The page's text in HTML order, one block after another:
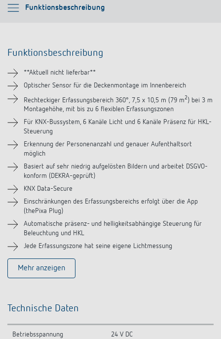
Funktionsbeschreibung
Bitte auswählen
Technische Informationen
Downloads
Videos
Zubehör
Ähnliche Produkte
Funktionsbeschreibung
**Aktuell nicht lieferbar**
Optischer Sensor für die Deckenmontage im Innenbereich
Rechteckiger Erfassungsbereich 360°, 7,5 x 10,5 m (79 m2) bei 3 m
Montagehöhe, mit bis zu 6 flexiblen Erfassungszonen
Für KNX-Bussystem, 6 Kanäle Licht und 6 Kanäle Präsenz für HKL-
Steuerung
Erkennung der Personenanzahl und genauer Aufenthaltsort
möglich
Basiert auf sehr niedrig aufgelösten Bildern und arbeitet DSGVO-
konform (DEKRA-geprüft)
KNX Data-Secure
Einschränkungen des Erfassungsbereichs erfolgt über die App
(thePixa Plug)
Automatische präsenz- und helligkeitsabhängige Steuerung für
Beleuchtung und HKL
Jede Erfassungszone hat seine eigene Lichtmessung
Mehr anzeigen
Technische Daten
Betriebsspannung 24 V DC